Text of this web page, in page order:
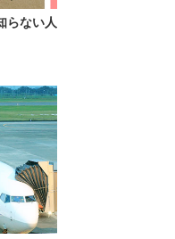
らない人